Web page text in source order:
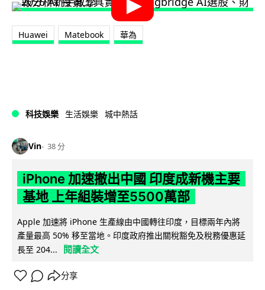
Huawei Matebook 華為
科技娛樂 生活娛樂 城中熱話
Vin 38 分
iPhone 加速撤出中國 印度成新機主要
基地 上年組裝增至5500萬部
Apple 加速將 iPhone 生產線由中國轉往印度，目標兩年內將
產量最高 50% 移至當地。印度政府推出關稅豁免及稅務優惠延
長至 204...
閱讀全文
分享